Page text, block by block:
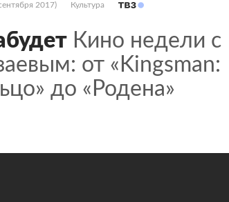
2017) Культура
Кино недели с
от «Kingsman:
до «Родена»